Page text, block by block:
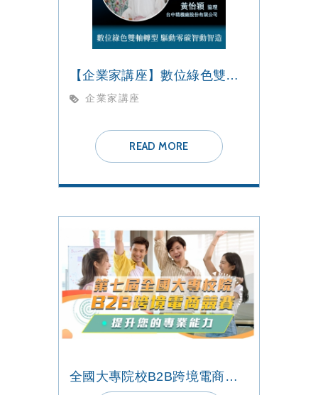
【企業家講座】數位綠色雙軸轉型 驅動零碳智動智造
企業家講座
READ MORE
全國大專院校B2B跨境電商競賽